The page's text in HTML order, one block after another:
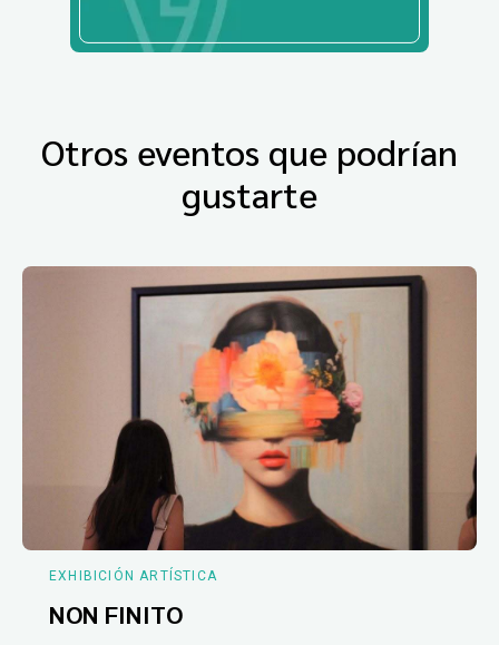
Otros eventos que podrían
gustarte
EXHIBICIÓN ARTÍSTICA
NON FINITO